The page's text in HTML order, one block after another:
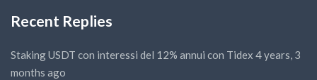
Recent Replies
Staking USDT con interessi del 12% annui con Tidex 4 years, 3
months ago